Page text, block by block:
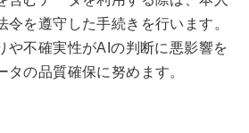
令を遵守した手続きを行います。
や不確実性がAIの判断に悪影響を
タの品質確保に努めます。